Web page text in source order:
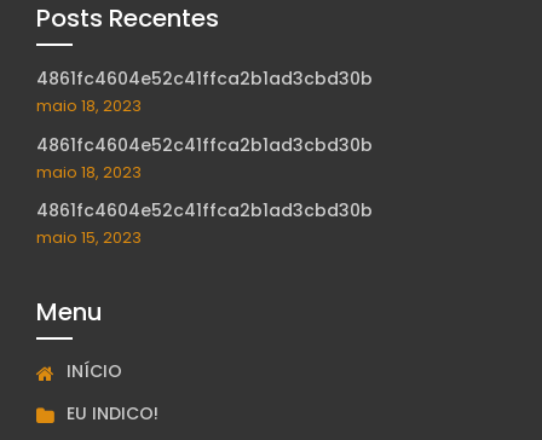
Posts Recentes
4861fc4604e52c41ffca2b1ad3cbd30b
maio 18, 2023
4861fc4604e52c41ffca2b1ad3cbd30b
maio 18, 2023
4861fc4604e52c41ffca2b1ad3cbd30b
maio 15, 2023
Menu
INÍCIO
EU INDICO!